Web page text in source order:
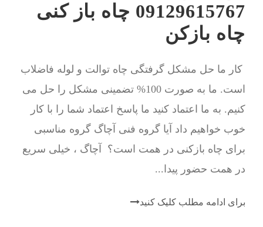
09129615767 چاه باز کنی
چاه بازکن
کار ما حل مشکل گرفتگی چاه توالت و لوله فاضلاب
است. ما به صورت 100% تضمینی مشکل را حل می
کنیم. به ما اعتماد کنید ما پاسخ اعتماد شما را با کار
خوب خواهیم داد آیا گروه فنی آچاگ گروه مناسبی
برای چاه بازکنی در همت است؟ آچاگ ، خیلی سریع
در همت حضور پیدا...
برای ادامه مطلب کلیک کنید